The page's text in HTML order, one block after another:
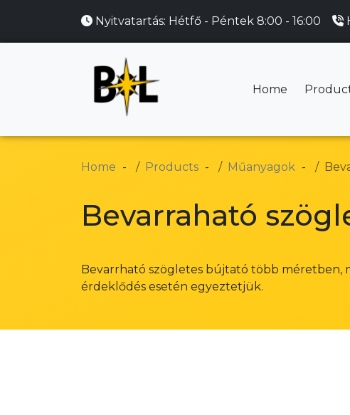
Nyitvatartás: Hétfő - Péntek 8:00 - 16:00
Home
Home Products Műanyagok
Bevarraható
Bevarrható szögletes bújtató több méretben,
érdeklődés esetén egyeztetjük.